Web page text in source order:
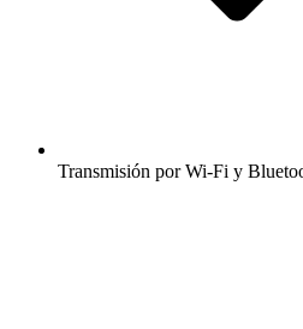
Transmisión por Wi-Fi y